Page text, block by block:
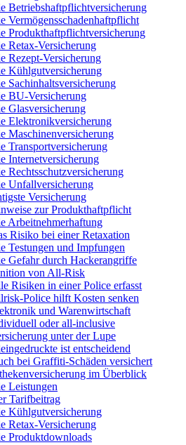
Betriebshaftpflichtversicherung
Vermögensschadenhaftpflicht
Produkthaftpflichtversicherung
Retax-Versicherung
Rezept-Versicherung
Kühlgutversicherung
Sachinhaltsversicherung
BU-Versicherung
Glasversicherung
Elektronikversicherung
Maschinenversicherung
Transportversicherung
Internetversicherung
Rechtsschutzversicherung
Unfallversicherung
Versicherung
zur Produkthaftpflicht
Arbeitnehmerhaftung
Risiko bei einer Retaxation
Testungen und Impfungen
Gefahr durch Hackerangriffe
von All-Risk
Risiken in einer Police erfasst
Police hilft Kosten senken
und Warenwirtschaft
oder all-inclusive
unter der Lupe
ist entscheidend
bei Graffiti-Schäden versichert
im Überblick
Leistungen
Tarifbeitrag
Kühlgutversicherung
Retax-Versicherung
Produktdownloads